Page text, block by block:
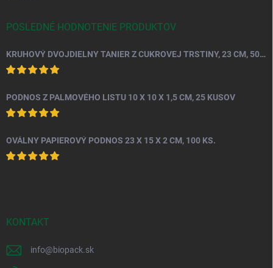
POSLEDNÉ HODNOTENIE PRODUKTOV
KRUHOVÝ DVOJDIELNY TANIER Z CUKROVEJ TRSTINY, 23 CM, 50 KS.
PODNOS Z PALMOVÉHO LISTU 10 X 10 X 1,5 CM, 25 KUSOV
OVÁLNY PAPIEROVÝ PODNOS 23 X 15 X 2 CM, 100 KS.
KONTAKT
info@biopack.sk